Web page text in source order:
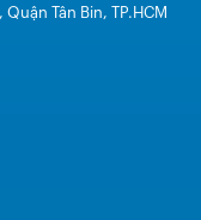
Tân Bin, TP.HCM